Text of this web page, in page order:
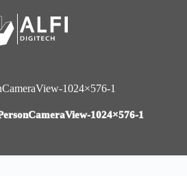
1024×576-1
1024×576-1